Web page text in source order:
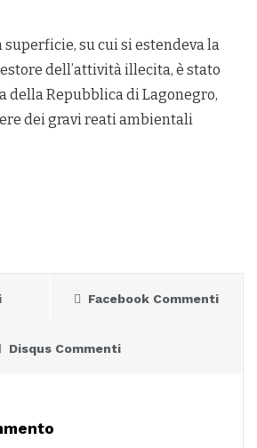
su cui si estendeva la
dell’attività illecita, è stato
della Repubblica di Lagonegro,
dei gravi reati ambientali
Facebook Commenti
Disqus Commenti